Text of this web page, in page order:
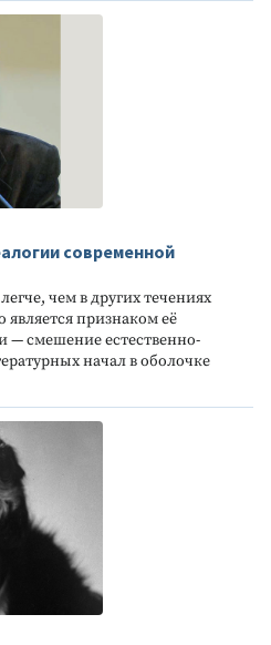
современной
чем в других течениях
признаком её
— смешение естественно-
начал в оболочке